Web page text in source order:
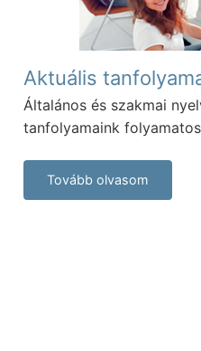
Aktuális
Általános és szakmai
tanfolyamaink
Tovább olvasom